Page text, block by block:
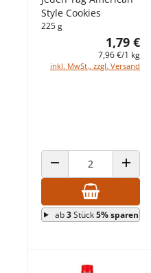
Style Cookies
225 g
1,79 €
7,96 €/1 kg
inkl. MwSt., zzgl. Versand
ANZAHL VERRINGERN
ab3Stück5% sparen